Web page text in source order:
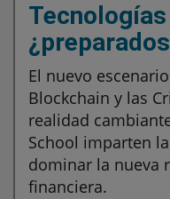
El nuevo
Blockchain y las
realidad
School imparten
dominar la nueva
financiera.